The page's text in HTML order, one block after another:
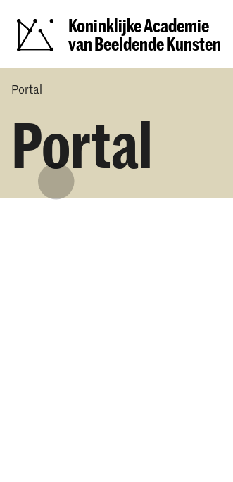
Koninklijke Academie
van Beeldende Kunsten
Portal
Portal